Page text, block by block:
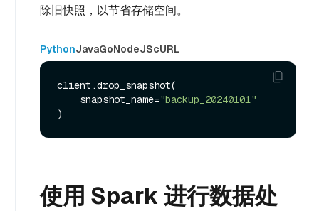
除旧快照，以节省存储空间。
PythonJavaGoNodeJScURL
client.drop_snapshot(
    snapshot_name=
"backup_20240101"
使用 Spark 进行数据处